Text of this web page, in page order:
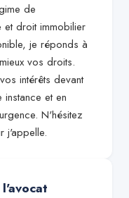
de
droit immobilier
je réponds à
vos droits.
intérêts devant
et en
N'hésitez
j'appelle.